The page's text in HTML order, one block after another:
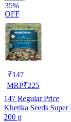
35%
OFF
₹147
MRP₹225
147 Regular Price
Khetika Seeds
200 g